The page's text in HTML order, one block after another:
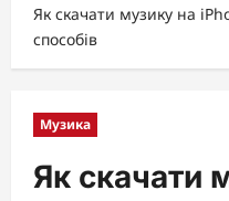
Як скачати музику на
способів
Музика
Як скачати